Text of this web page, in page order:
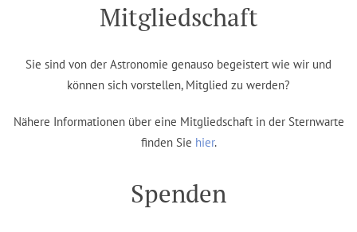
Mitgliedschaft
Sie sind von der Astronomie genauso begeistert wie wir und
können sich vorstellen, Mitglied zu werden?
Nähere Informationen über eine Mitgliedschaft in der Sternwarte
finden Sie hier.
Spenden